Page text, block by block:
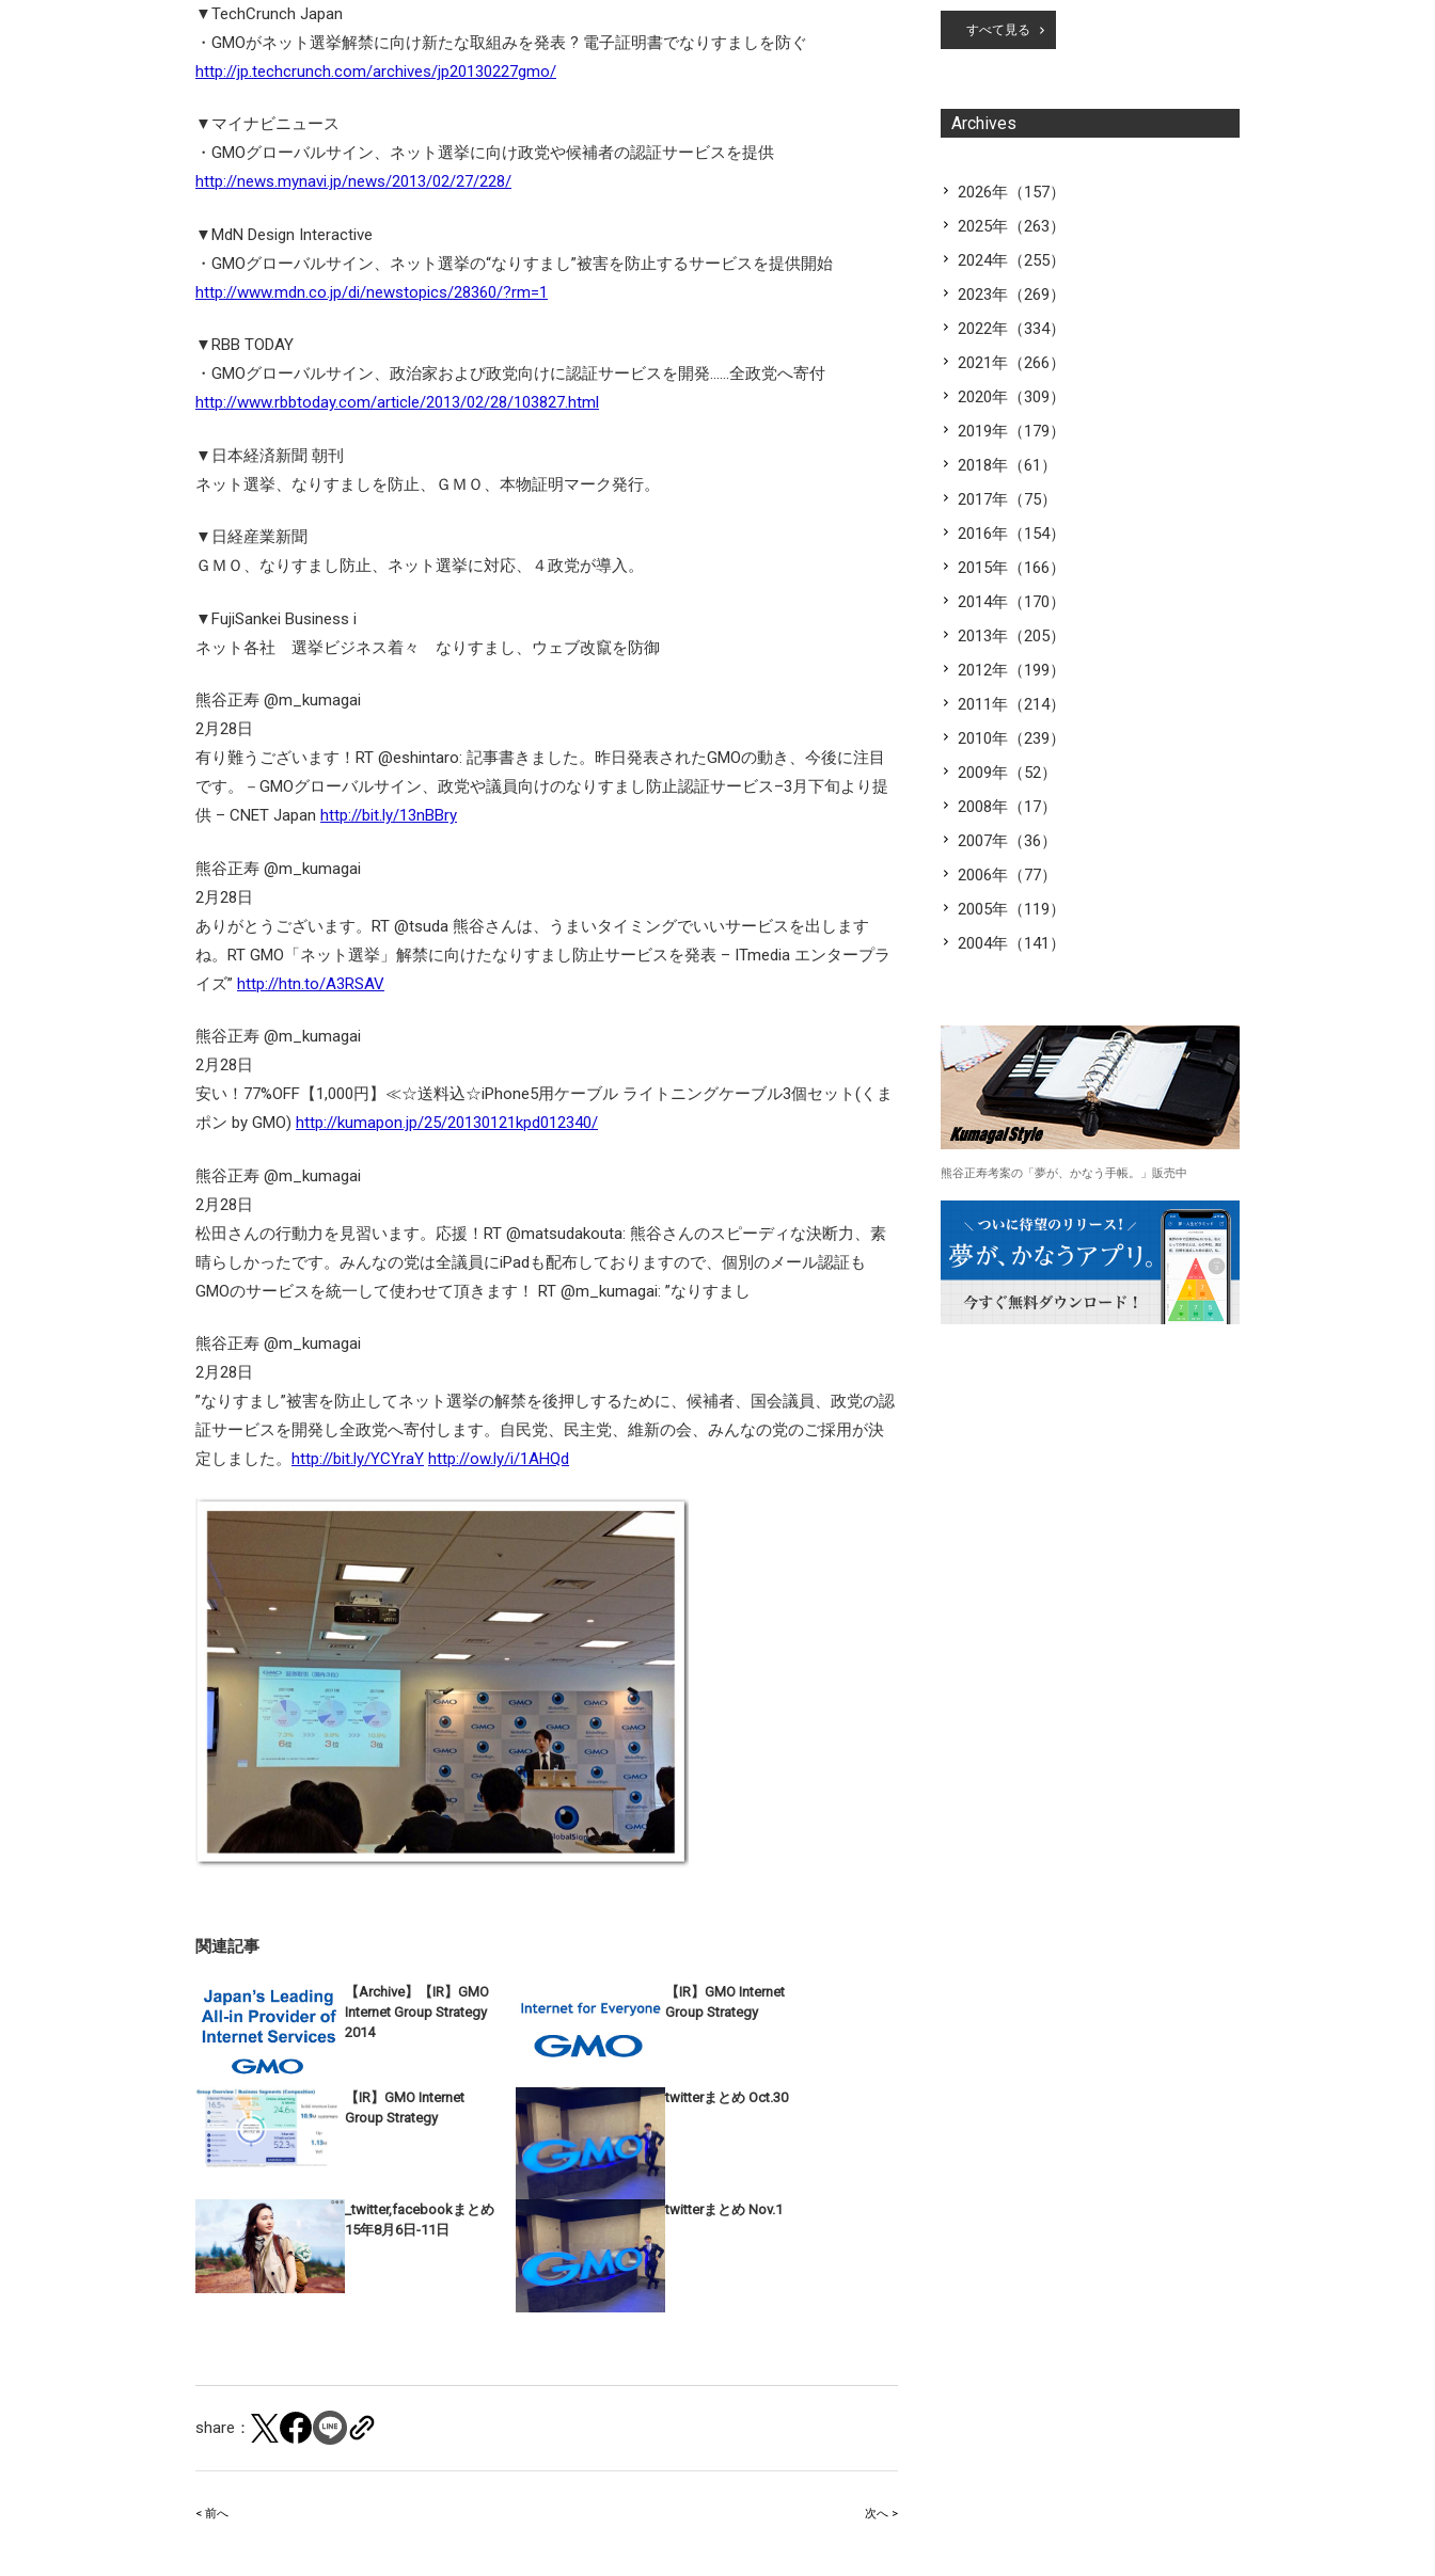
▼TechCrunch Japan
・GMOがネット選挙解禁に向け新たな取組みを発表 ? 電子証明書でなりすましを防ぐ
http://jp.techcrunch.com/archives/jp20130227gmo/
▼マイナビニュース
・GMOグローバルサイン、ネット選挙に向け政党や候補者の認証サービスを提供
http://news.mynavi.jp/news/2013/02/27/228/
▼MdN Design Interactive
・GMOグローバルサイン、ネット選挙の“なりすまし”被害を防止するサービスを提供開始
http://www.mdn.co.jp/di/newstopics/28360/?rm=1
▼RBB TODAY
・GMOグローバルサイン、政治家および政党向けに認証サービスを開発……全政党へ寄付
http://www.rbbtoday.com/article/2013/02/28/103827.html
▼日本経済新聞 朝刊
ネット選挙、なりすましを防止、ＧＭＯ、本物証明マーク発行。
▼日経産業新聞
ＧＭＯ、なりすまし防止、ネット選挙に対応、４政党が導入。
▼FujiSankei Business i
ネット各社 選挙ビジネス着々 なりすまし、ウェブ改竄を防御
熊谷正寿 @m_kumagai
2月28日
有り難うございます！RT @eshintaro: 記事書きました。昨日発表されたGMOの動き、今後に注目
です。－GMOグローバルサイン、政党や議員向けのなりすまし防止認証サービス–3月下旬より提
供 – CNET Japan http://bit.ly/13nBBry
熊谷正寿 @m_kumagai
2月28日
ありがとうございます。RT @tsuda 熊谷さんは、うまいタイミングでいいサービスを出します
ね。RT GMO「ネット選挙」解禁に向けたなりすまし防止サービスを発表 – ITmedia エンタープラ
イズ” http://htn.to/A3RSAV
熊谷正寿 @m_kumagai
2月28日
安い！77%OFF【1,000円】≪☆送料込☆iPhone5用ケーブル ライトニングケーブル3個セット(くま
ポン by GMO) http://kumapon.jp/25/20130121kpd012340/
熊谷正寿 @m_kumagai
2月28日
松田さんの行動力を見習います。応援！RT @matsudakouta: 熊谷さんのスピーディな決断力、素
晴らしかったです。みんなの党は全議員にiPadも配布しておりますので、個別のメール認証も
GMOのサービスを統一して使わせて頂きます！ RT @m_kumagai: ”なりすまし
熊谷正寿 @m_kumagai
2月28日
”なりすまし”被害を防止してネット選挙の解禁を後押しするために、候補者、国会議員、政党の認
証サービスを開発し全政党へ寄付します。自民党、民主党、維新の会、みんなの党のご採用が決
定しました。 http://bit.ly/YCYraY http://ow.ly/i/1AHQd
関連記事
【Archive】【IR】GMO
Internet Group Strategy
2014
【IR】GMO Internet
Group Strategy
【IR】GMO Internet
Group Strategy
twitterまとめ Oct.30
_twitter,facebookまとめ
15年8月6日-11日
twitterまとめ Nov.1
share：
Post
< 前へ 次へ >
すべて見る
Archives
2026年（157）
2025年（263）
2024年（255）
2023年（269）
2022年（334）
2021年（266）
2020年（309）
2019年（179）
2018年（61）
2017年（75）
2016年（154）
2015年（166）
2014年（170）
2013年（205）
2012年（199）
2011年（214）
2010年（239）
2009年（52）
2008年（17）
2007年（36）
2006年（77）
2005年（119）
2004年（141）
熊谷正寿考案の「夢が、かなう手帳。」販売中